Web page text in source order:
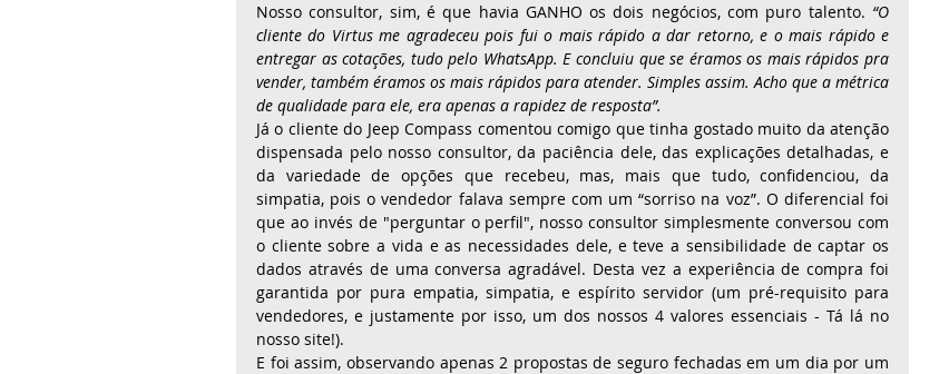
Nosso consultor, sim, é que havia GANHO os dois negócios, com puro talento. “O
cliente do Virtus me agradeceu pois fui o mais rápido a dar retorno, e o mais rápido e
entregar as cotações, tudo pelo WhatsApp. E concluiu que se éramos os mais rápidos pra
vender, também éramos os mais rápidos para atender. Simples assim. Acho que a métrica
de qualidade para ele, era apenas a rapidez de resposta”.
Já o cliente do Jeep Compass comentou comigo que tinha gostado muito da atenção
dispensada pelo nosso consultor, da paciência dele, das explicações detalhadas, e
da variedade de opções que recebeu, mas, mais que tudo, confidenciou, da
simpatia, pois o vendedor falava sempre com um “sorriso na voz”. O diferencial foi
que ao invés de "perguntar o perfil", nosso consultor simplesmente conversou com
o cliente sobre a vida e as necessidades dele, e teve a sensibilidade de captar os
dados através de uma conversa agradável. Desta vez a experiência de compra foi
garantida por pura empatia, simpatia, e espírito servidor (um pré-requisito para
vendedores, e justamente por isso, um dos nossos 4 valores essenciais - Tá lá no
nosso site!).
E foi assim, observando apenas 2 propostas de seguro fechadas em um dia por um